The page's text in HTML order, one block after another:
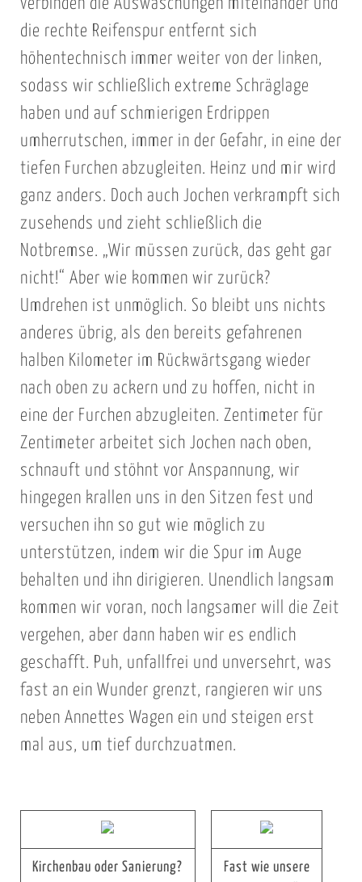
verbinden die Auswaschungen miteinander und
die rechte Reifenspur entfernt sich
höhentechnisch immer weiter von der linken,
sodass wir schließlich extreme Schräglage
haben und auf schmierigen Erdrippen
umherrutschen, immer in der Gefahr, in eine der
tiefen Furchen abzugleiten. Heinz und mir wird
ganz anders. Doch auch Jochen verkrampft sich
zusehends und zieht schließlich die
Notbremse. „Wir müssen zurück, das geht gar
nicht!“ Aber wie kommen wir zurück?
Umdrehen ist unmöglich. So bleibt uns nichts
anderes übrig, als den bereits gefahrenen
halben Kilometer im Rückwärtsgang wieder
nach oben zu ackern und zu hoffen, nicht in
eine der Furchen abzugleiten. Zentimeter für
Zentimeter arbeitet sich Jochen nach oben,
schnauft und stöhnt vor Anspannung, wir
hingegen krallen uns in den Sitzen fest und
versuchen ihn so gut wie möglich zu
unterstützen, indem wir die Spur im Auge
behalten und ihn dirigieren. Unendlich langsam
kommen wir voran, noch langsamer will die Zeit
vergehen, aber dann haben wir es endlich
geschafft. Puh, unfallfrei und unversehrt, was
fast an ein Wunder grenzt, rangieren wir uns
neben Annettes Wagen ein und steigen erst
mal aus, um tief durchzuatmen.
Kirchenbau oder Sanierung?
Fast wie unsere